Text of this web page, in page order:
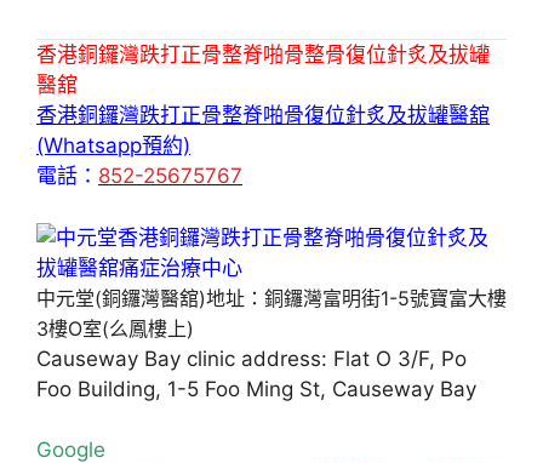
香港銅鑼灣跌打正骨整脊啪骨整骨復位針炙及拔罐
醫舘
香港銅鑼灣跌打正骨整脊啪骨復位針炙及拔罐醫舘
(Whatsapp預約)
電話： 852-25675767
中元堂(銅鑼灣醫舘)地址：銅鑼灣富明街1-5號寶富大樓
3樓O室(么鳳樓上)
Causeway Bay clinic address: Flat O 3/F, Po
Foo Building, 1-5 Foo Ming St, Causeway Bay
Google